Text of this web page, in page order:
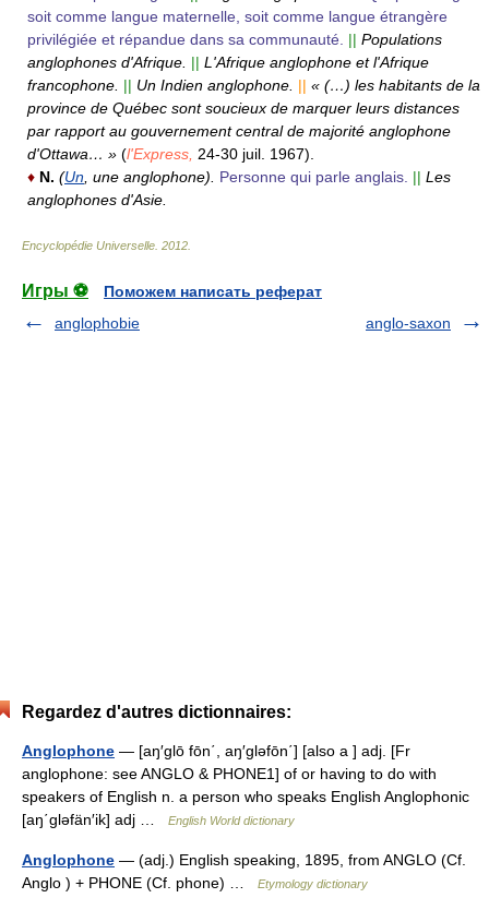
soit comme langue maternelle, soit comme langue étrangère
privilégiée et répandue dans sa communauté. || Populations
anglophones d'Afrique. || L'Afrique anglophone et l'Afrique
francophone. || Un Indien anglophone. || « (…) les habitants de la
province de Québec sont soucieux de marquer leurs distances
par rapport au gouvernement central de majorité anglophone
d'Ottawa… » (l'Express, 24-30 juil. 1967).
♦ N. (Un , une anglophone). Personne qui parle anglais. || Les
anglophones d'Asie.
Encyclopédie Universelle 2012
Игры ⚽
Поможем написать реферат
anglophobie
anglo-saxon
Regardez d'autres dictionnaires:
Anglophone — [aŋ′glō fōn΄, aŋ′gləfōn΄] [also a ] adj. [Fr
anglophone: see ANGLO & PHONE1] of or having to do with
speakers of English n. a person who speaks English Anglophonic
[aŋ΄gləfän′ik] adj …
English World dictionary
Anglophone — (adj.) English speaking, 1895, from ANGLO (Cf.
Anglo ) + PHONE (Cf. phone) …
Etymology dictionary